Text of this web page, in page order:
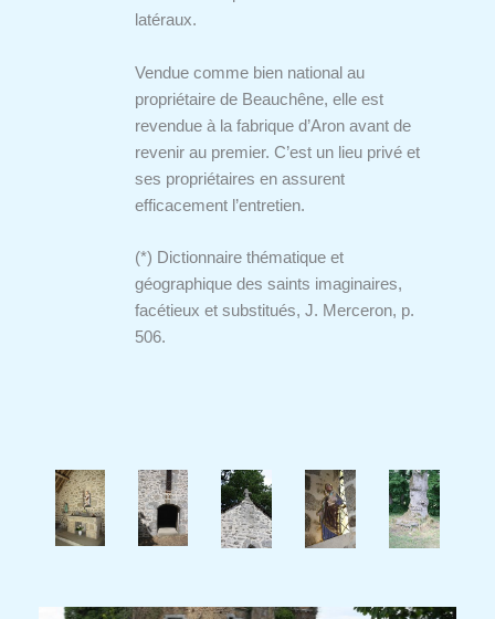
latéraux.
Vendue comme bien national au
propriétaire de Beauchêne, elle est
revendue à la fabrique d’Aron avant de
revenir au premier. C’est un lieu privé et
ses propriétaires en assurent
efficacement l’entretien.
(*) Dictionnaire thématique et
géographique des saints imaginaires,
facétieux et substitués, J. Merceron, p.
506.